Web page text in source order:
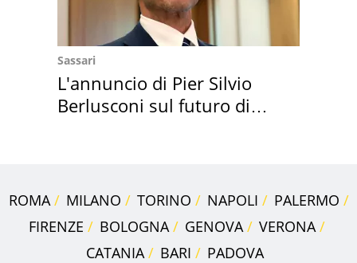
Sassari
L'annuncio di Pier Silvio
Berlusconi sul futuro di
ROMA MILANO TORINO NAPOLI
PALERMO
FIRENZE
BOLOGNA GENOVA
VERONA
CATANIA
BARI PADOVA